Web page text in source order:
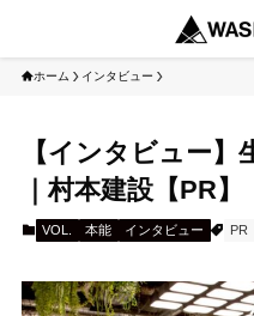
ホーム インタビュー
【インタビュー
｜村本建設【PR】
VOL. 本能 インタビュー PR